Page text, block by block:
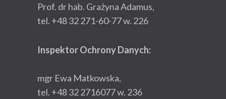
Prof. dr hab. Grażyna Adamus,
tel. +48 32 271-60-77 w. 226
Inspektor Ochrony Danych:
mgr Ewa Matkowska,
tel. +48 32 2716077 w. 236